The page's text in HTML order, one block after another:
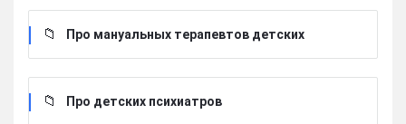
Про мануальных терапевтов детских
Про детских психиатров